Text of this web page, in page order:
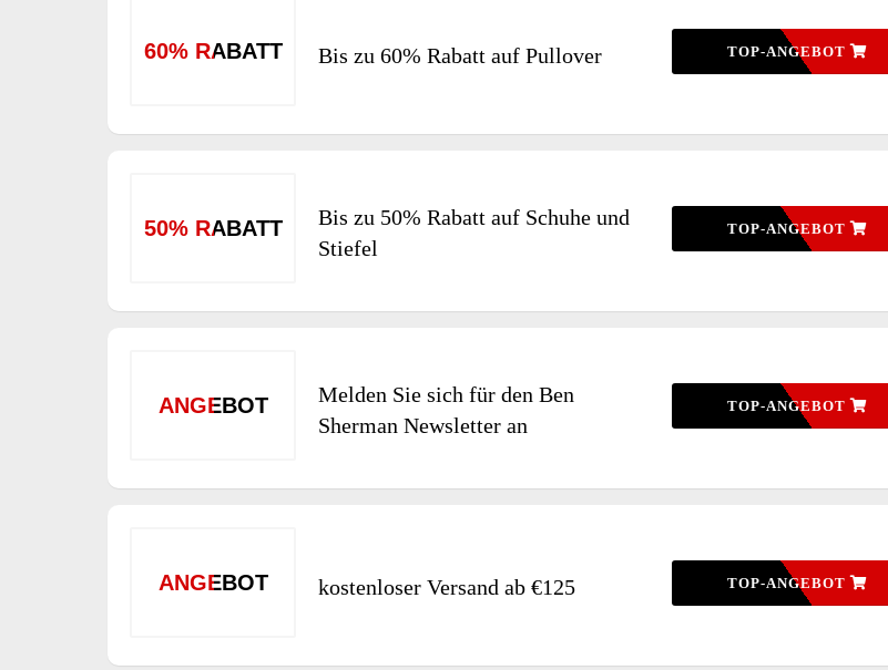
60% RABATT Bis zu 60% Rabatt auf Pullover TOP-ANGEBOT
50% RABATT
Bis zu 50% Rabatt auf Schuhe und
Stiefel
TOP-ANGEBOT
ANGEBOT
Melden Sie sich für den Ben
Sherman Newsletter an
TOP-ANGEBOT
ANGEBOT kostenloser Versand ab €125 TOP-ANGEBOT